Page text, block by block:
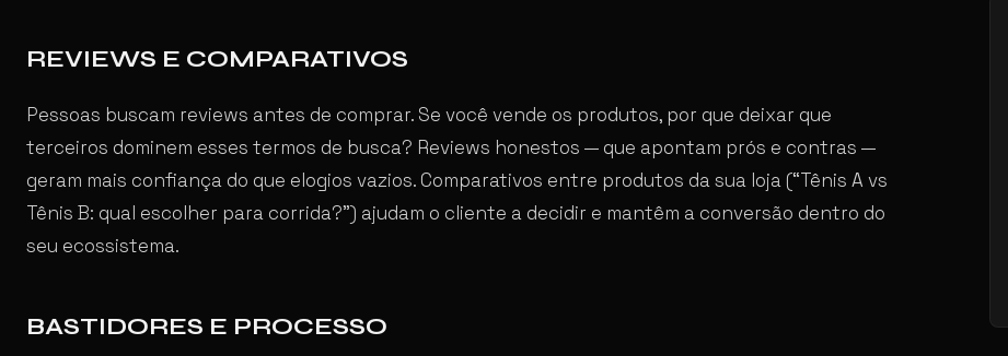
REVIEWS E COMPARATIVOS
Pessoas buscam reviews antes de comprar. Se você vende os produtos, por que deixar que
terceiros dominem esses termos de busca? Reviews honestos — que apontam prós e contras —
geram mais confiança do que elogios vazios. Comparativos entre produtos da sua loja (“Tênis A vs
Tênis B: qual escolher para corrida?”) ajudam o cliente a decidir e mantêm a conversão dentro do
seu ecossistema.
BASTIDORES E PROCESSO